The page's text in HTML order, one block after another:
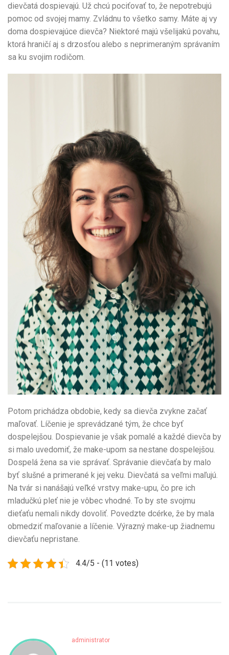
dievčatá dospievajú. Už chcú pociťovať to, že nepotrebujú
pomoc od svojej mamy. Zvládnu to všetko samy. Máte aj vy
doma dospievajúce dievča? Niektoré majú všelijakú povahu,
ktorá hraničí aj s drzosťou alebo s neprimeraným správaním
sa ku svojim rodičom.
Potom prichádza obdobie, kedy sa dievča zvykne začať
maľovať. Líčenie je sprevádzané tým, že chce byť
dospelejšou. Dospievanie je však pomalé a každé dievča by
si malo uvedomiť, že make-upom sa nestane dospelejšou.
Dospelá žena sa vie správať. Správanie dievčaťa by malo
byť slušné a primerané k jej veku. Dievčatá sa veľmi maľujú.
Na tvár si nanášajú veľké vrstvy make-upu, čo pre ich
mladučkú pleť nie je vôbec vhodné. To by ste svojmu
dieťaťu nemali nikdy dovoliť. Povedzte dcérke, že by mala
obmedziť maľovanie a líčenie. Výrazný make-up žiadnemu
dievčaťu nepristane.
4.4/5 - (11 votes)
administrator